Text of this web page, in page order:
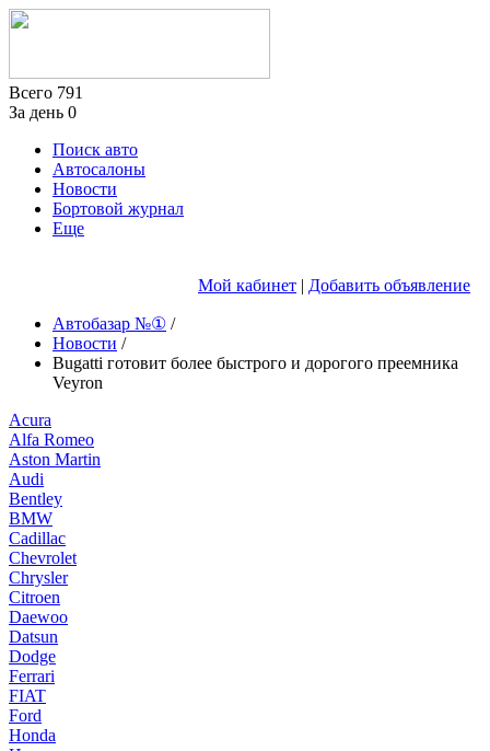
Всего 791
За день 0
Поиск авто
Автосалоны
Новости
Бортовой журнал
Еще
Мой кабинет | Добавить объявление
Автобазар №① /
Новости /
Bugatti готовит более быстрого и дорогого преемника
Veyron
Acura
Alfa Romeo
Aston Martin
Audi
Bentley
BMW
Cadillac
Chevrolet
Chrysler
Citroen
Daewoo
Datsun
Dodge
Ferrari
FIAT
Ford
Honda